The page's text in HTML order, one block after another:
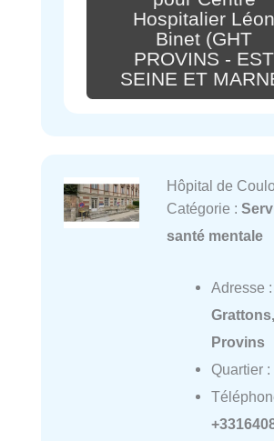
Hospitalier Léon
Binet (GHT
PROVINS - EST
SEINE ET
Hôpital de
Catégorie :
santé mentale
Adresse :
Provins
Quartier :